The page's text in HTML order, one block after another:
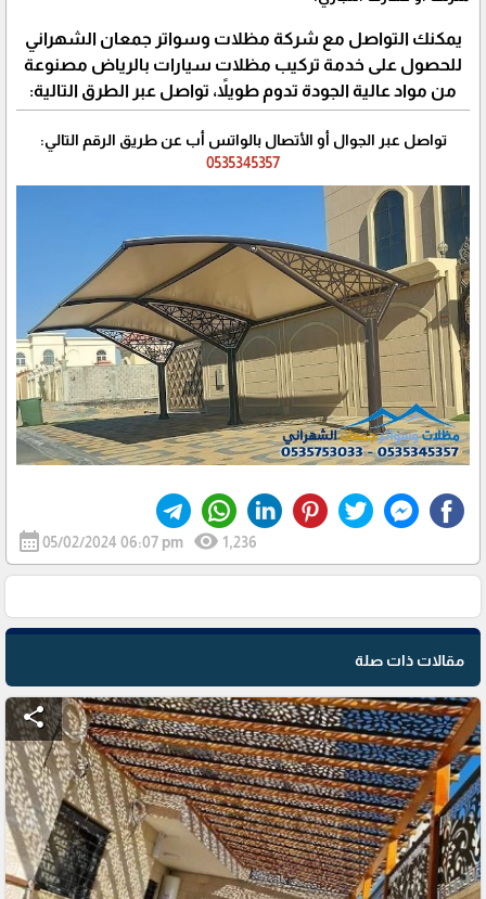
يمكنك التواصل مع شركة مظلات وسواتر جمعان الشهراني
للحصول على خدمة تركيب مظلات سيارات بالرياض مصنوعة
من مواد عالية الجودة تدوم طويلاً، تواصل عبر الطرق التالية:
تواصل عبر الجوال أو الأتصال بالواتس أب عن طريق الرقم التالي:
0535345357
calendar_month05/02/2024 06:07 pm visibility 1,236
مقالات ذات صلة
share